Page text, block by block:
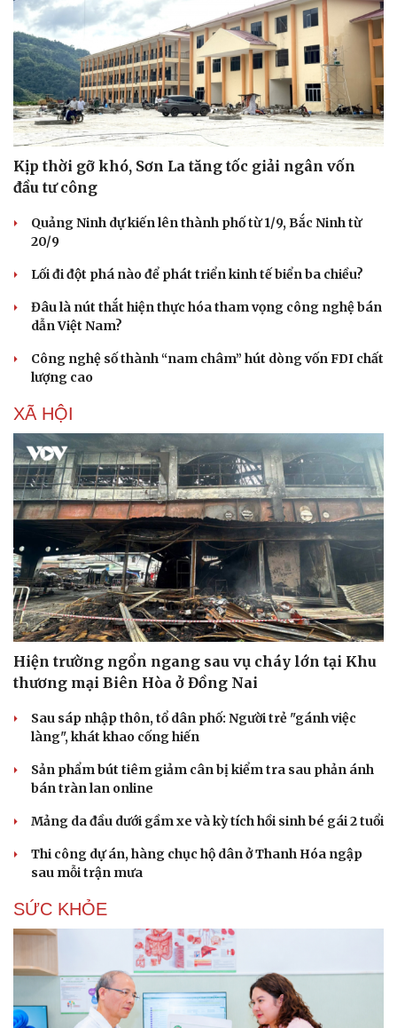
Du lịch
Tư vấn
check-in
Podcast
Cửa sổ tình yêu
Kịp thời gỡ khó, Sơn La tăng tốc giải ngân vốn
đầu tư công
Quảng Ninh dự kiến lên thành phố từ 1/9, Bắc Ninh từ
20/9
Lối đi đột phá nào để phát triển kinh tế biển ba chiều?
Đâu là nút thắt hiện thực hóa tham vọng công nghệ bán
dẫn Việt Nam?
Công nghệ số thành “nam châm” hút dòng vốn FDI chất
lượng cao
XÃ HỘI
Hiện trường ngổn ngang sau vụ cháy lớn tại Khu
thương mại Biên Hòa ở Đồng Nai
Sau sáp nhập thôn, tổ dân phố: Người trẻ "gánh việc
làng", khát khao cống hiến
Sản phẩm bút tiêm giảm cân bị kiểm tra sau phản ánh
bán tràn lan online
Mảng da đầu dưới gầm xe và kỳ tích hồi sinh bé gái 2 tuổi
Thi công dự án, hàng chục hộ dân ở Thanh Hóa ngập
sau mỗi trận mưa
SỨC KHỎE